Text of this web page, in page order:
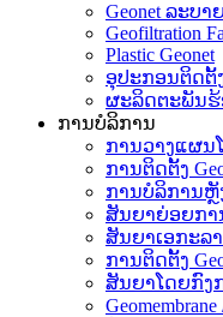
Geonet ລະບາ
Geofiltration
Plastic Geonet
ອຸປະກອນຕິດຕັ້ງ
ຜະລິດຕະພັນຮ້
ການບໍລິການ
ການວາງແຜນ
ການຕິດຕັ້ງ
ການບໍລິການຫຼັ
ສັນຍາຍ່ອຍການ
ສັນຍາເອກະລາ
ການຕິດຕັ້ງ
ສັນຍາໂດຍກົງກ